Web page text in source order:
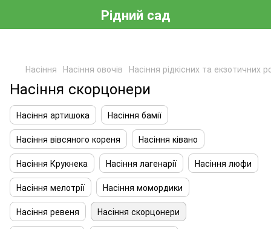
Рідний сад
Насіння Насіння овочів Насіння рідкісних та екзотичних
Насіння скорцонери
Насіння артишока
Насіння бамії
Насіння вівсяного кореня
Насіння ківано
Насіння Крукнека
Насіння лагенарії
Насіння люфи
Насіння мелотрії
Насіння момордики
Насіння ревеня
Насіння скорцонери